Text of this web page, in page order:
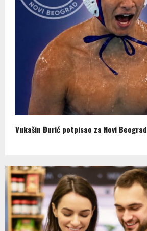
Vukašin Đurić potpisao za Novi Beograd